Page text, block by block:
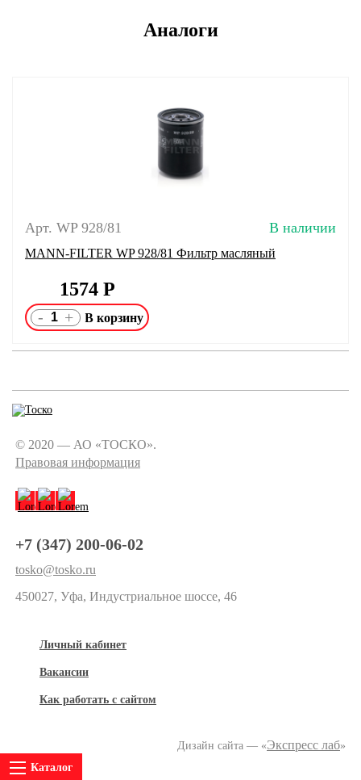
Аналоги
Арт. WP 928/81 В наличии
MANN-FILTER WP 928/81 Фильтр масляный
1574 Р
- +
© 2020 — АО «ТОСКО».
Правовая информация
+7 (347) 200-06-02
tosko@tosko.ru
450027, Уфа, Индустриальное шоссе, 46
Личный кабинет
Вакансии
Как работать с сайтом
Дизайн сайта — «Экспресс лаб»
Каталог